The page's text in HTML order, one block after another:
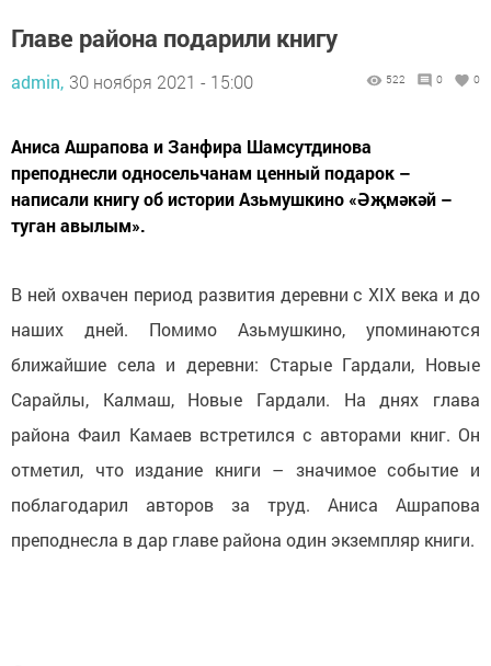
Главе района подарили книгу
admin, 30 ноября 2021 - 15:00 522 0 0
Аниса Ашрапова и Занфира Шамсутдинова
преподнесли односельчанам ценный подарок –
написали книгу об истории Азьмушкино «Әҗмәкәй –
туган авылым».
В ней охвачен период развития деревни с XIX века и до
наших дней. Помимо Азьмушкино, упоминаются
ближайшие села и деревни: Старые Гардали, Новые
Сарайлы, Калмаш, Новые Гардали. На днях глава
района Фаил Камаев встретился с авторами книг. Он
отметил, что издание книги – значимое событие и
поблагодарил авторов за труд. Аниса Ашрапова
преподнесла в дар главе района один экземпляр книги.